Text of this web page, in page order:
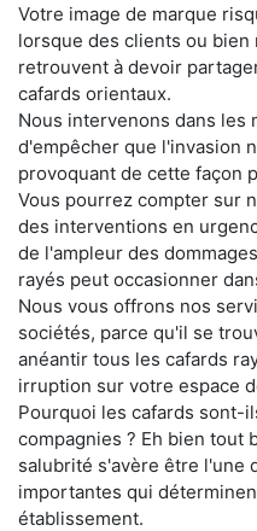
Votre image de marque
lorsque des clients ou bien
retrouvent à devoir
cafards orientaux.
Nous intervenons dans les
d'empêcher que l'invasion
provoquant de cette façon
Vous pourrez compter sur
des interventions en
de l'ampleur des
rayés peut occasionner
Nous vous offrons nos
sociétés, parce qu'il se
anéantir tous les cafards
irruption sur votre espace
Pourquoi les cafards sont-
compagnies ? Eh bien tout
salubrité s'avère être l'une
importantes qui
établissement.